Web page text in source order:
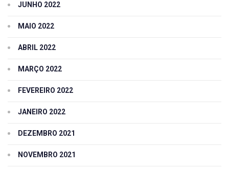
JUNHO 2022
MAIO 2022
ABRIL 2022
MARÇO 2022
FEVEREIRO 2022
JANEIRO 2022
DEZEMBRO 2021
NOVEMBRO 2021